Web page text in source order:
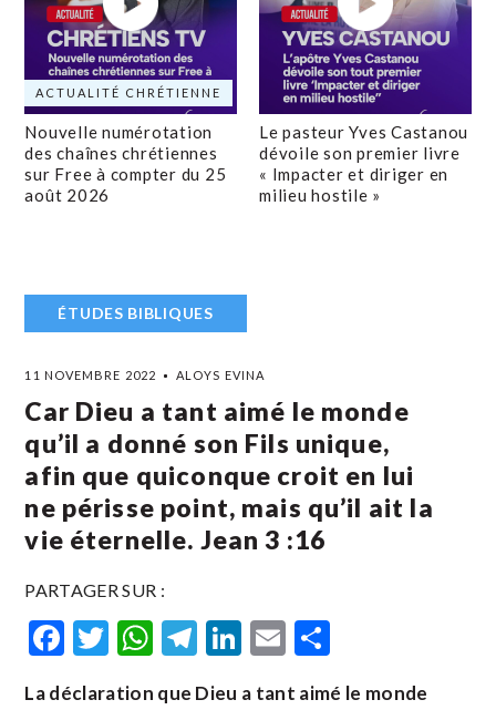
ACTUALITÉ CHRÉTIENNE
Nouvelle numérotation
des chaînes chrétiennes
sur Free à compter du 25
août 2026
Le pasteur Yves Castanou
dévoile son premier livre
« Impacter et diriger en
milieu hostile »
ÉTUDES BIBLIQUES
11 NOVEMBRE 2022 ALOYS EVINA
Car Dieu a tant aimé le monde
qu’il a donné son Fils unique,
afin que quiconque croit en lui
ne périsse point, mais qu’il ait la
vie éternelle. Jean 3 :16
PARTAGER SUR :
Facebook
Twitter
WhatsApp
Telegram
LinkedIn
Email
La déclaration que Dieu a tant aimé le monde